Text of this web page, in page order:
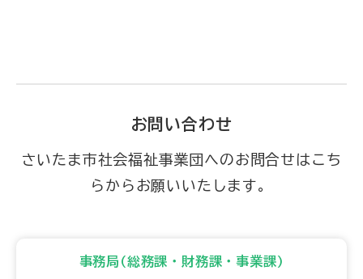
お問い合わせ
さいたま市社会福祉事業団へのお問合せはこち
らからお願いいたします。
事務局(総務課・財務課・事業課)